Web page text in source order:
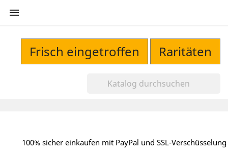

Frisch eingetroffen Raritäten
100% sicher einkaufen mit PayPal und SSL-Verschüsselung